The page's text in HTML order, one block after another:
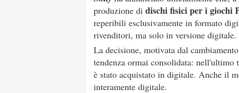
produzione di dischi fisici per i giochi
reperibili esclusivamente in formato
rivenditori, ma solo in versione digitale.
La decisione, motivata dal
tendenza ormai consolidata: nell'ultimo
è stato acquistato in digitale. Anche il
interamente digitale.